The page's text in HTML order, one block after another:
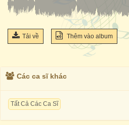
Tải về Thêm vào album
Các ca sĩ khác
Tất Cả Các Ca Sĩ